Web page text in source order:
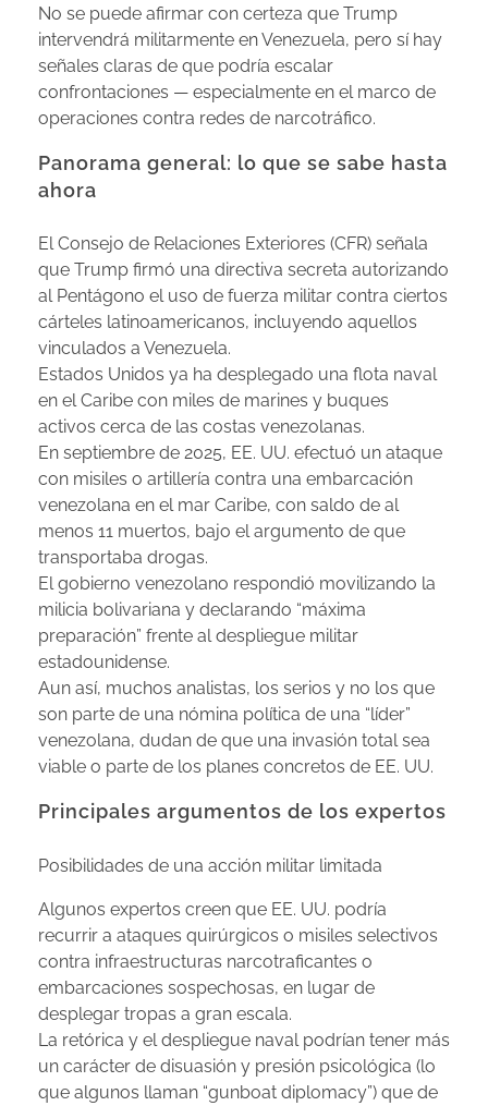
No se puede afirmar con certeza que Trump
intervendrá militarmente en Venezuela, pero sí hay
señales claras de que podría escalar
confrontaciones — especialmente en el marco de
operaciones contra redes de narcotráfico.
Panorama general: lo que se sabe hasta
ahora
El Consejo de Relaciones Exteriores (CFR) señala
que Trump firmó una directiva secreta autorizando
al Pentágono el uso de fuerza militar contra ciertos
cárteles latinoamericanos, incluyendo aquellos
vinculados a Venezuela.
Estados Unidos ya ha desplegado una flota naval
en el Caribe con miles de marines y buques
activos cerca de las costas venezolanas.
En septiembre de 2025, EE. UU. efectuó un ataque
con misiles o artillería contra una embarcación
venezolana en el mar Caribe, con saldo de al
menos 11 muertos, bajo el argumento de que
transportaba drogas.
El gobierno venezolano respondió movilizando la
milicia bolivariana y declarando “máxima
preparación” frente al despliegue militar
estadounidense.
Aun así, muchos analistas, los serios y no los que
son parte de una nómina política de una “líder”
venezolana, dudan de que una invasión total sea
viable o parte de los planes concretos de EE. UU.
Principales argumentos de los expertos
Posibilidades de una acción militar limitada
Algunos expertos creen que EE. UU. podría
recurrir a ataques quirúrgicos o misiles selectivos
contra infraestructuras narcotraficantes o
embarcaciones sospechosas, en lugar de
desplegar tropas a gran escala.
La retórica y el despliegue naval podrían tener más
un carácter de disuasión y presión psicológica (lo
que algunos llaman “gunboat diplomacy”) que de